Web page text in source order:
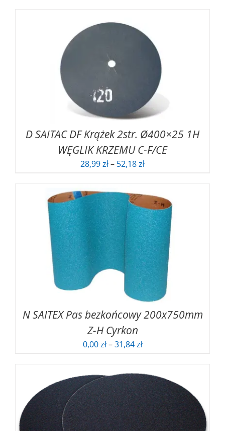
D SAITAC DF Krążek 2str. Ø400×25 1H
WĘGLIK KRZEMU C-F/CE
28,99zł– 52,18złZakres
28,99 zł
do
52,18 zł
N SAITEX Pas bezkońcowy 200x750mm
Z-H Cyrkon
0,00zł – 31,84złZakres
0,00 zł
31,84 zł